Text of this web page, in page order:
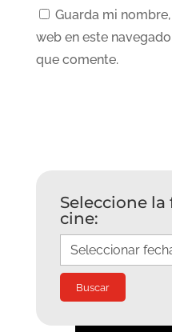
Guarda mi
web en este
que comente.
Seleccione la
cine: